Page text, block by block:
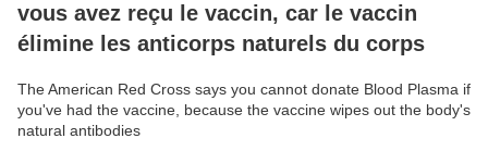
vous avez reçu le vaccin, car le vaccin
élimine les anticorps naturels du corps
The American Red Cross says you cannot donate Blood Plasma if
you've had the vaccine, because the vaccine wipes out the body's
natural antibodies